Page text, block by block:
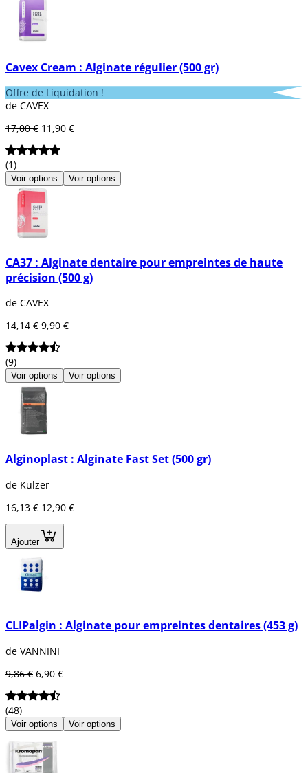
Cavex Cream : Alginate régulier (500 gr)
Offre de Liquidation !
de CAVEX
17,00 € 11,90 €
(1)
Voir options Voir options
CA37 : Alginate dentaire pour empreintes de haute
précision (500 g)
de CAVEX
14,14 € 9,90 €
(9)
Voir options Voir options
Alginoplast : Alginate Fast Set (500 gr)
de Kulzer
16,13 € 12,90 €
Ajouter
CLIPalgin : Alginate pour empreintes dentaires (453 g)
de VANNINI
9,86 € 6,90 €
(48)
Voir options Voir options